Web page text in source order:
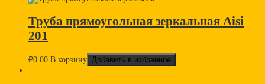
Труба прямоугольная зеркальная Aisi
201
₽0.00 В корзину Добавить в избранное